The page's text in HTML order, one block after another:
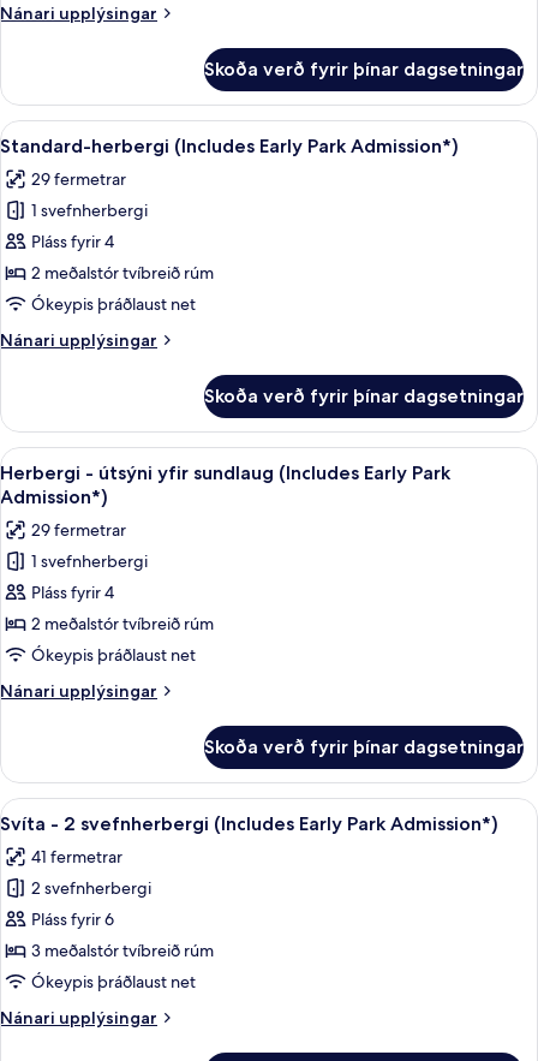
Nánari upplýsingar
Nánari
Room
With
Two
Beds
Skoða verð fyrir þínar dagsetningar
Skoða
allar
myndir
fyrir
Standard-
herbergi
(Includes
Park
5
Standard-herbergi (Includes Early Park Admission*)
29 fermetrar
1 svefnherbergi
Pláss fyrir 4
2 meðalstór tvíbreið rúm
Ókeypis þráðlaust net
Nánari upplýsingar
Nánari
herbergi
(Includes
Early
Park
Skoða verð fyrir þínar dagsetningar
Skoða
allar
myndir
fyrir
Herbergi
-
útsýni
yfir
sundlaug
(Includes
Park
Admission*)
5
Herbergi - útsýni yfir sundlaug (Includes Early Park
Admission*)
29 fermetrar
1 svefnherbergi
Pláss fyrir 4
2 meðalstór tvíbreið rúm
Ókeypis þráðlaust net
Nánari upplýsingar
Nánari
-
útsýni
yfir
(Includes
Early
Park
Admission*)
Skoða verð fyrir þínar dagsetningar
Skoða
allar
myndir
fyrir
Svíta
-
2
(Includes
Öryggishólf í herbergi, skrifborð,
7
Svíta - 2 svefnherbergi (Includes Early Park Admission*)
41 fermetrar
2 svefnherbergi
Pláss fyrir 6
3 meðalstór tvíbreið rúm
Ókeypis þráðlaust net
Nánari upplýsingar
Nánari